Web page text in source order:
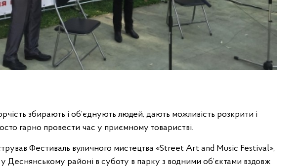
збирають і об’єднують людей, дають можливість розкрити і
гарно провести час у приємному товаристві.
Фестиваль вуличного мистецтва «Street Art and Music Festival»,
Деснянському районі в суботу в парку з водними об’єктами вздовж